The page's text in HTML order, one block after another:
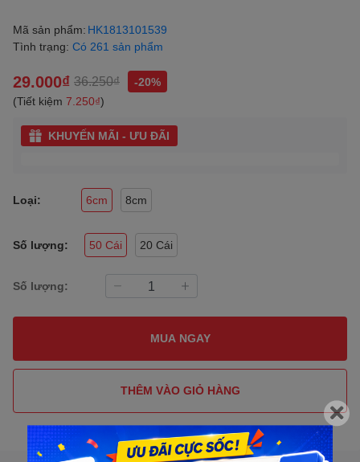
Mã sản phẩm: HK1813101539
Tình trạng: Có 261 sản phẩm
29.000₫ 36.250₫
-20%
(Tiết kiệm 7.250₫)
KHUYẾN MÃI - ƯU ĐÃI
Loại: 6cm 8cm
Số lượng: 50 Cái 20 Cái
Số lượng:
MUA NGAY
THÊM VÀO GIỎ HÀNG
Gọi đặt mua0907088123(7:30 - 17:00)